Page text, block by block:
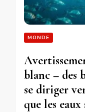
MONDE
blanc – des
se diriger
que les